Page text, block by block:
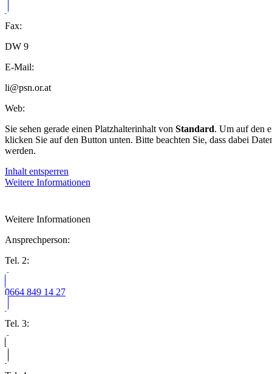
Fax:
DW 9
E-Mail:
li@psn.or.at
Web:
Sie sehen gerade einen Platzhalterinhalt von Standard. Um auf den
klicken Sie auf den Button unten. Bitte beachten Sie, dass dabei
werden.
Inhalt entsperren
Weitere Informationen
Weitere Informationen
Ansprechperson:
Tel. 2:
0664 849 14 27
Tel. 3: